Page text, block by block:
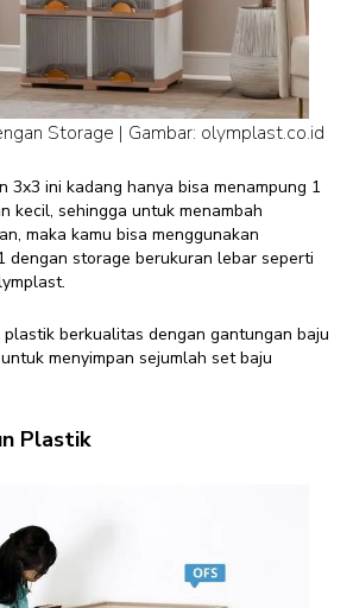
Storage | Gambar: olymplast.co.id
3x3 ini kadang hanya bisa menampung 1
kecil, sehingga untuk menambah
maka kamu bisa menggunakan
dengan storage berukuran lebar seperti
berkualitas dengan gantungan baju
menyimpan sejumlah set baju
Plastik